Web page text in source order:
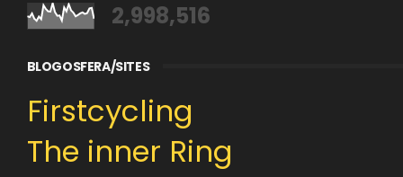
2,998,516
BLOGOSFERA/SITES
Firstcycling
The inner Ring